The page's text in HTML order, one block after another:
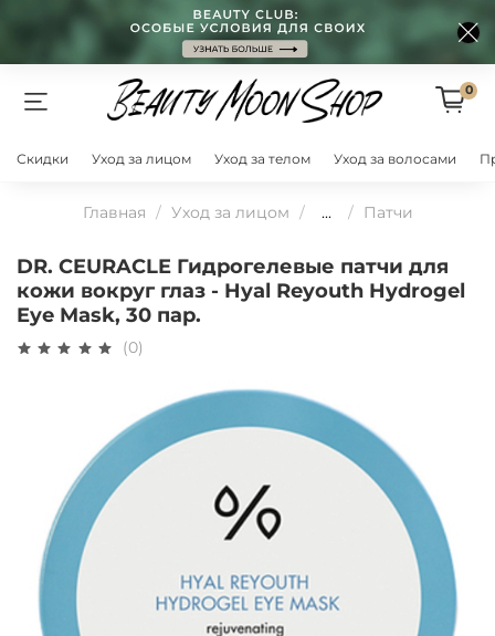
0
Скидки Уход за лицом Уход за телом Уход за волосами
Главная Уход за лицом ... Патчи
DR. CEURACLE Гидрогелевые патчи для
кожи вокруг глаз - Hyal Reyouth Hydrogel
Eye Mask, 30 пар.
(0)